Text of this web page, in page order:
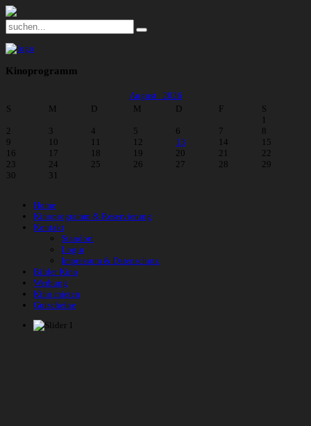
Kinoprogramm
August 2026
S
M D M D F
S
1
2
3 4 5 6 7
8
9
10 11 12 13 14
15
16
17 18 19 20 21
22
23
24 25 26 27 28
29
30
31
Home
Kinoprogramm & Reservierung
Kontakt
Standort
Login
Impressum & Datenschutz
Bilder Kino
Werbung
Kino mieten
Gutscheine